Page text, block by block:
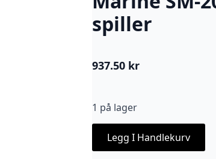
spiller
937.50 kr
1 på lager
Legg I Handlekurv